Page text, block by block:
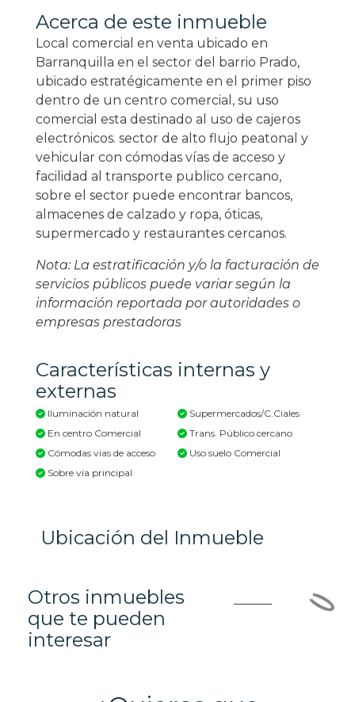
Acerca de este inmueble
Local comercial en venta ubicado en
Barranquilla en el sector del barrio Prado,
ubicado estratégicamente en el primer piso
dentro de un centro comercial, su uso
comercial esta destinado al uso de cajeros
electrónicos. sector de alto flujo peatonal y
vehicular con cómodas vías de acceso y
facilidad al transporte publico cercano,
sobre el sector puede encontrar bancos,
almacenes de calzado y ropa, óticas,
supermercado y restaurantes cercanos.
Nota: La estratificación y/o la facturación de
servicios públicos puede variar según la
información reportada por autoridades o
empresas prestadoras
Características internas y
externas
Iluminación natural
En centro Comercial
Cómodas vias de acceso
Sobre vía principal
Supermercados/C.Ciales
Trans. Público cercano
Uso suelo Comercial
Ubicación del Inmueble
Otros inmuebles
que te pueden
interesar